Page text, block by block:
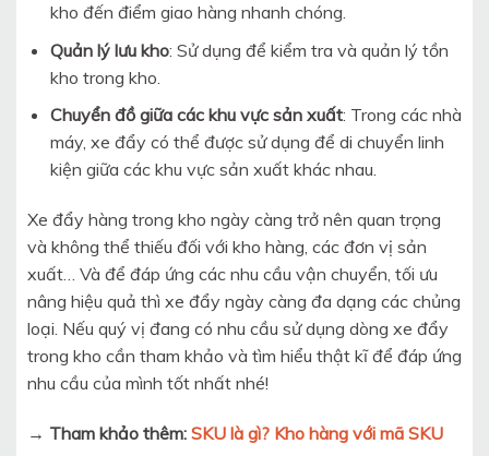
kho đến điểm giao hàng nhanh chóng.
Quản lý lưu kho: Sử dụng để kiểm tra và quản lý tồn
kho trong kho.
Chuyển đồ giữa các khu vực sản xuất: Trong các nhà
máy, xe đẩy có thể được sử dụng để di chuyển linh
kiện giữa các khu vực sản xuất khác nhau.
Xe đẩy hàng trong kho ngày càng trở nên quan trọng
và không thể thiếu đối với kho hàng, các đơn vị sản
xuất… Và để đáp ứng các nhu cầu vận chuyển, tối ưu
nâng hiệu quả thì xe đẩy ngày càng đa dạng các chủng
loại. Nếu quý vị đang có nhu cầu sử dụng dòng xe đẩy
trong kho cần tham khảo và tìm hiểu thật kĩ để đáp ứng
nhu cầu của mình tốt nhất nhé!
→ Tham khảo thêm: SKU là gì? Kho hàng với mã SKU